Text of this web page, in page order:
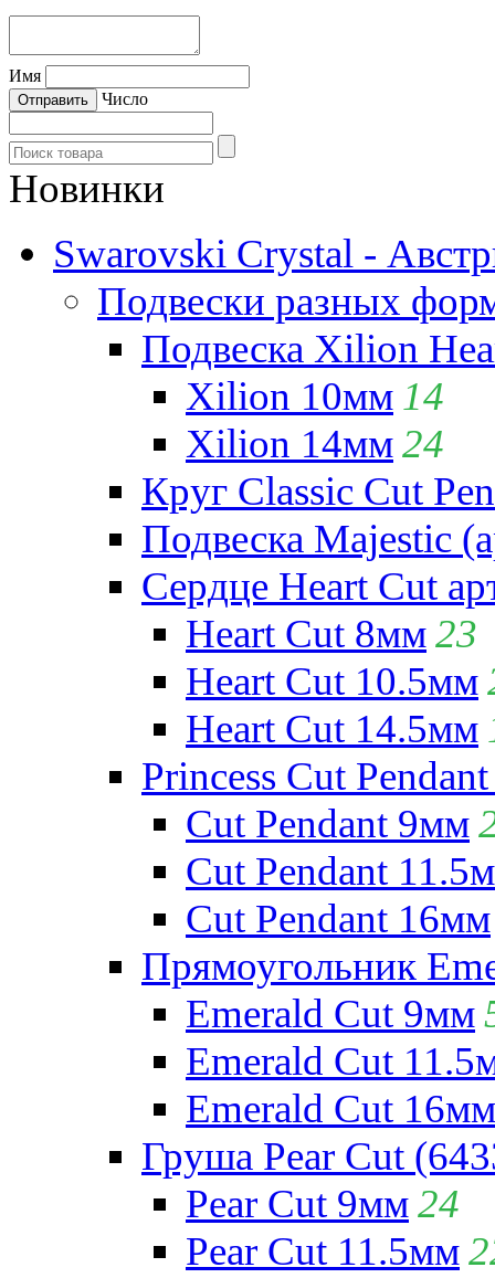
Имя
Число
Новинки
Swarovski Crystal -
Подвески разных
Подвеска Xilion
Xilion 10мм 14
Xilion 14мм24
Круг Classic Cut
Подвеска Majestic
Сердце Heart Cut
Heart Cut 8мм23
Heart Cut 10.5мм
Heart Cut 14.5мм
Princess Cut
Cut Pendant 9мм
Cut Pendant
Cut Pendant 16мм
Прямоугольник
Emerald Cut 9мм
Emerald Cut
Emerald Cut 16мм
Груша Pear Cut
Pear Cut 9мм24
Pear Cut 11.5мм